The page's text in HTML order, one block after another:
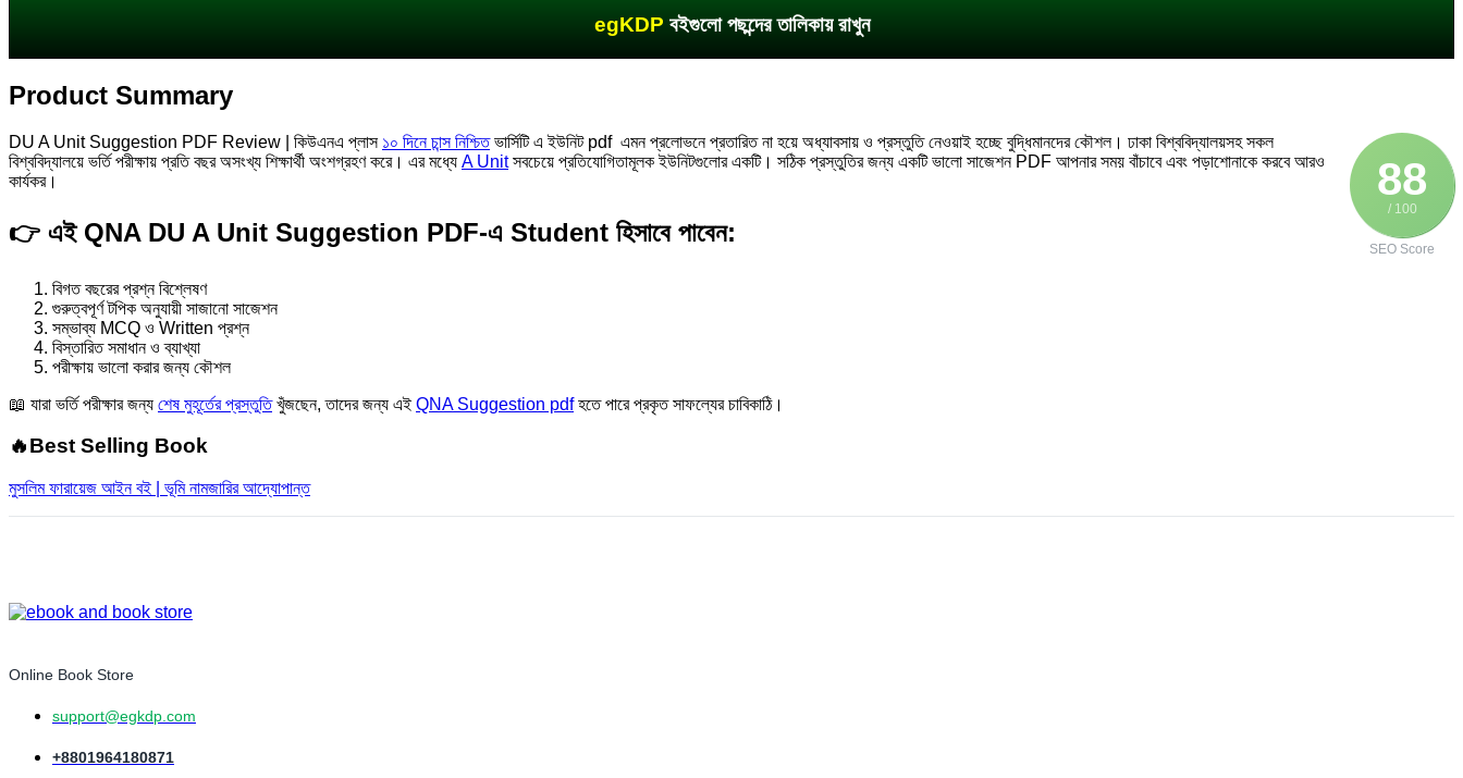
egKDP বইগুলো পছন্দের তালিকায় রাখুন
Product Summary
88
/ 100
SEO Score
DU A Unit Suggestion PDF Review | কিউএনএ প্লাস ১০ দিনে চান্স নিশ্চিতভার্সিটি এ ইউনিট pdf এমন প্রলোভনে প্রতারিত না হয়ে অধ্যাবসায় ও প্রস্তুতি নেওয়াই হচ্ছে বুদ্ধিমানদের কৌশল। ঢাকা বিশ্ববিদ্যালয়সহ সকল
বিশ্ববিদ্যালয়ে ভর্তি পরীক্ষায় প্রতি বছর অসংখ্য শিক্ষার্থী অংশগ্রহণ করে। এর মধ্যে A Unitসবচেয়ে প্রতিযোগিতামূলক ইউনিটগুলোর একটি। সঠিক প্রস্তুতির জন্য একটি ভালো সাজেশন PDF আপনার সময় বাঁচাবে এবং পড়াশোনাকে করবে আরও
কার্যকর।
👉 এই QNA DU A Unit Suggestion PDF-এ Student হিসাবে পাবেন:
বিগত বছরের প্রশ্ন বিশ্লেষণ
গুরুত্বপূর্ণ টপিক অনুযায়ী সাজানো সাজেশন
সম্ভাব্য MCQ ও Written প্রশ্ন
বিস্তারিত সমাধান ও ব্যাখ্যা
পরীক্ষায় ভালো করার জন্য কৌশল
📖 যারা ভর্তি পরীক্ষার জন্য শেষ মুহূর্তের প্রস্তুতিখুঁজছেন, তাদের জন্য এই QNA Suggestion pdfহতে পারে প্রকৃত সাফল্যের চাবিকাঠি।
🔥Best Selling Book
মুসলিম ফারায়েজ আইন বই | ভূমি নামজারির আদ্যোপান্ত
Online Book Store
support@egkdp.com
+8801964180871